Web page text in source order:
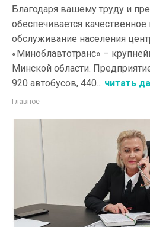
Благодаря вашему труду и
обеспечивается
обслуживание населения
«Миноблавтотранс» –
Минской области.
920 автобусов, 440... читать
Главное